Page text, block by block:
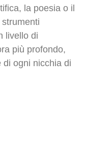
la poesia o il
livello di
più profondo,
di ogni nicchia di